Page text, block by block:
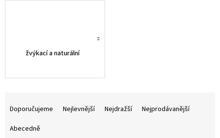
žvýkací a naturální
Doporučujeme Nejlevnější Nejdražší
Nejprodávanější
Abecedně